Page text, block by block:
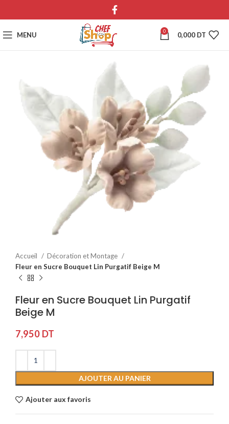
MENU 0 0,000 DT
Accueil
Décoration et Montage
Fleur en Sucre Bouquet Lin Purgatif Beige M
Fleur en Sucre Bouquet Lin Purgatif
Beige M
7,950 DT
AJOUTER AU PANIER
Ajouter aux favoris